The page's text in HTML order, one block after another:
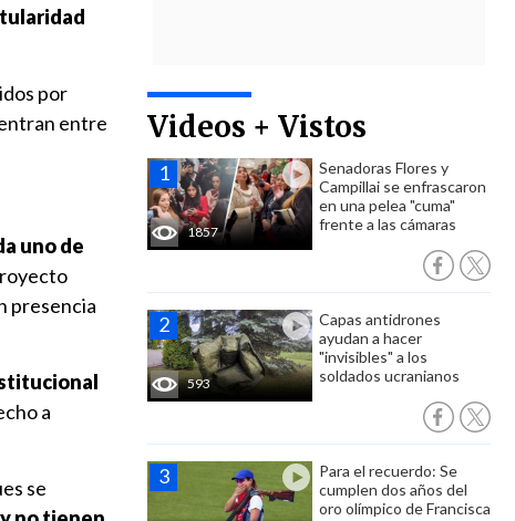
Videos + Vistos
1857
Senadoras Flores y
Campillai se enfrascaron
en una pelea "cuma"
frente a las cámaras
593
Capas antidrones
ayudan a hacer
"invisibles" a los
soldados ucranianos
Para el recuerdo: Se
cumplen dos años del
oro olímpico de Francisca
por
entre
uno de
presencia
a
se